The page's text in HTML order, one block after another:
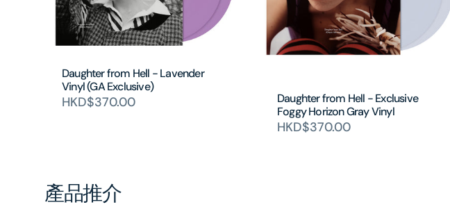
Daughter from Hell - Lavender
Vinyl (GA Exclusive)
HKD$370.00
Daughter from Hell - Exclusive
Foggy Horizon Gray Vinyl
HKD$370.00
產品推介